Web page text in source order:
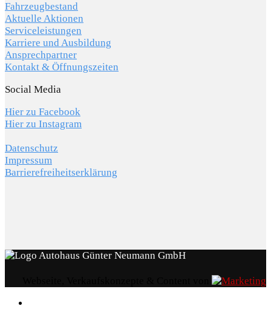
Fahrzeugbestand
Aktuelle Aktionen
Serviceleistungen
Karriere und Ausbildung
Ansprechpartner
Kontakt & Öffnungszeiten
Social Media
Hier zu Facebook
Hier zu Instagram
Datenschutz
Impressum
Barrierefreiheitserklärung